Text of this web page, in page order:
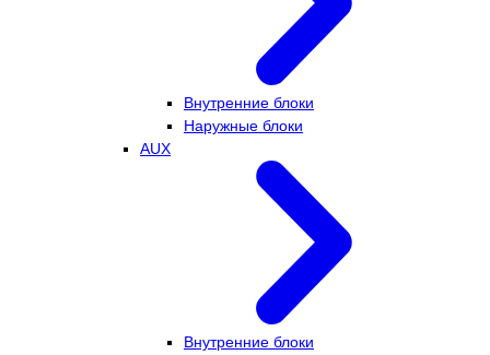
Внутренние блоки
Наружные блоки
AUX
Внутренние блоки